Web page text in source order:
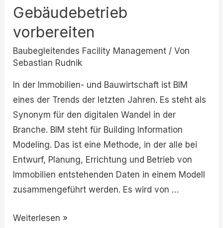
Gebäudebetrieb
vorbereiten
Baubegleitendes Facility Management / Von
Sebastian Rudnik
In der Immobilien- und Bauwirtschaft ist BIM
eines der Trends der letzten Jahren. Es steht als
Synonym für den digitalen Wandel in der
Branche. BIM steht für Building Information
Modeling. Das ist eine Methode, in der alle bei
Entwurf, Planung, Errichtung und Betrieb von
Immobilien entstehenden Daten in einem Modell
zusammengeführt werden. Es wird von …
vorbereiten
Weiterlesen »